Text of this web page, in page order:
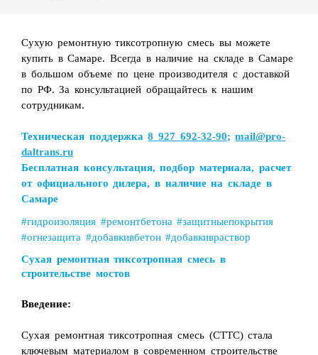
Сухую ремонтную тиксотропную смесь вы можете
купить в Самаре. Всегда в наличие на складе в Самаре
в большом объеме по цене производителя с доставкой
по РФ. За консультацией обращайтесь к нашим
сотрудникам.
Загрузка...
Техническая поддержка8 927 692-32-90;mail@pro-
daltrans.ru
Загрузка...
Бесплатная консультация, подбор материала, расчет
от официального дилера, в наличие на складе в
Самаре
#гидроизоляция #ремонтбетона #защитныепокрытия
#огнезащита #добавкивбетон #добавкивраствор
Сухая ремонтная тиксотропная смесь в
строительстве мостов
Введение:
Сухая ремонтная тиксотропная смесь (СТТС) стала
ключевым материалом в современном строительстве